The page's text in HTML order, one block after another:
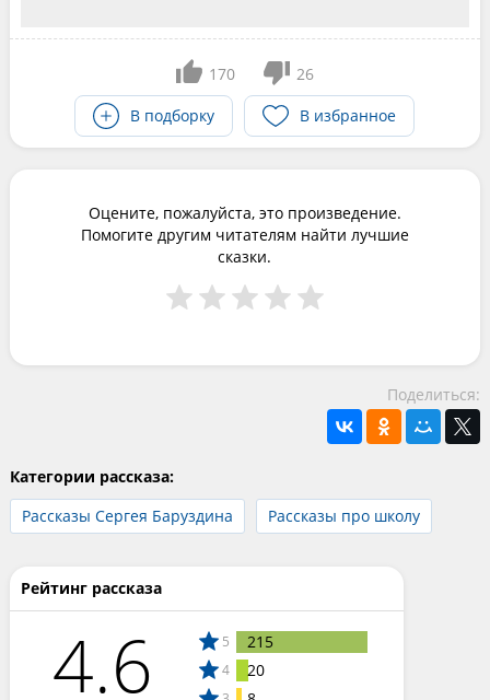
170
26
В подборку
В избранное
Оцените, пожалуйста, это произведение.
Помогите другим читателям найти лучшие
сказки.
Поделиться:
Категории рассказа:
Рассказы Сергея Баруздина
Рассказы про школу
Рейтинг рассказа
4.6 5 215
4 20